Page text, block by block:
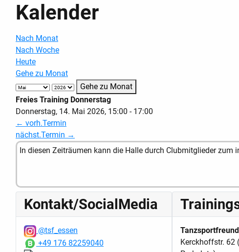
Kalender
Nach Monat
Nach Woche
Heute
Gehe zu Monat
Gehe zu Monat
Freies Training Donnerstag
Donnerstag, 14. Mai 2026, 15:00 - 17:00
← vorh.Termin
nächst.Termin →
In diesen Zeiträumen kann die Halle durch Clubmitglieder zum
Kontakt/SocialMedia
@tsf_essen
+49 176 82259040
Kerckhoffstr. 62